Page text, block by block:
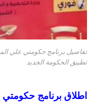
تفاصيل برنامج حكومتي علي
تطبيق الحكومة الجديد
اطلاق برنامج